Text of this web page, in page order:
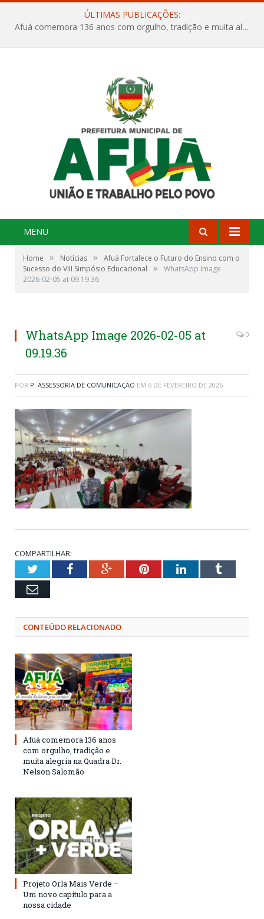
ÚLTIMAS PUBLICAÇÕES:
Afuá comemora 136 anos com orgulho, tradição e muita alegria na Quadra Dr. Nelson Salomão
MENU
Home » Notícias »
Afuá Fortalece o Futuro do Ensino com o
Sucesso do VIII Simpósio Educacional
»
WhatsApp Image
2026-02-05 at 09.19.36
WhatsApp Image 2026-02-05 at
09.19.36
0
POR P: ASSESSORIA DE COMUNICAÇÃO EM 6 DE FEVEREIRO DE 2026
COMPARTILHAR:
TwitterFacebookGoogle+PinterestLinkedInTumblr
Email
CONTEÚDO RELACIONADO
Afuá comemora 136 anos
com orgulho, tradição e
muita alegria na Quadra Dr.
Nelson Salomão
Projeto Orla Mais Verde –
Um novo capítulo para a
nossa cidade